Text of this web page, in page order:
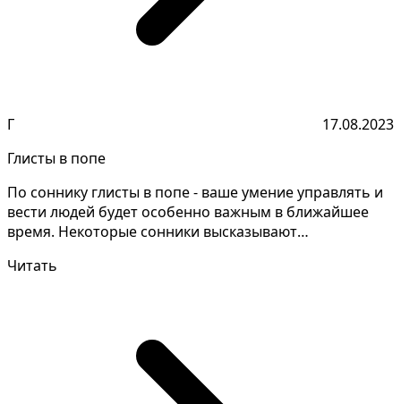
Г
17.08.2023
Глисты в попе
По соннику глисты в попе - ваше умение управлять и
вести людей будет особенно важным в ближайшее
время. Некоторые сонники высказывают
Читать